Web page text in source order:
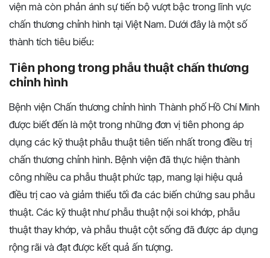
viện mà còn phản ánh sự tiến bộ vượt bậc trong lĩnh vực
chấn thương chỉnh hình tại Việt Nam. Dưới đây là một số
thành tích tiêu biểu:
Tiên phong trong phẫu thuật chấn thương
chỉnh hình
Bệnh viện Chấn thương chỉnh hình Thành phố Hồ Chí Minh
được biết đến là một trong những đơn vị tiên phong áp
dụng các kỹ thuật phẫu thuật tiên tiến nhất trong điều trị
chấn thương chỉnh hình. Bệnh viện đã thực hiện thành
công nhiều ca phẫu thuật phức tạp, mang lại hiệu quả
điều trị cao và giảm thiểu tối đa các biến chứng sau phẫu
thuật. Các kỹ thuật như phẫu thuật nội soi khớp, phẫu
thuật thay khớp, và phẫu thuật cột sống đã được áp dụng
rộng rãi và đạt được kết quả ấn tượng.